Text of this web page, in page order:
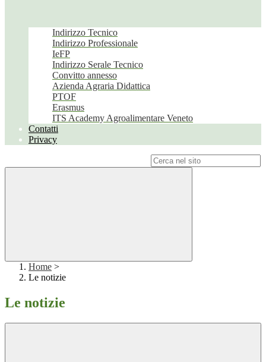
Indirizzo Tecnico
Indirizzo Professionale
IeFP
Indirizzo Serale Tecnico
Convitto annesso
Azienda Agraria Didattica
PTOF
Erasmus
ITS Academy Agroalimentare Veneto
Contatti
Privacy
Home >
Le notizie
Le notizie